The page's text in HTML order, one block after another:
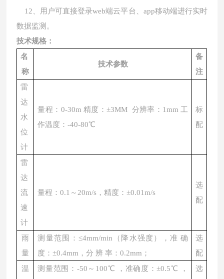
12 、用户可直接登录web端云平台、 app移动端进行实时
数据监测。
技术规格：
名
称
技术参数
备
注
雷
达
水
位
计
量程： 0-30m 精度：±3MM 分辨率：1mm 工
作温度：-40-80℃
标
配
雷
达
流
速
计
量程：0.1～20m/s，精度：±0.01m/s
选
配
雨
量
测量范围： ≤4mm/min（降水强度），准 确
度：±0.4mm，分 辨 率：0.2mm；
选
配
温
测量范围： -50～100℃ ，准确度：±0.5℃ ，
选